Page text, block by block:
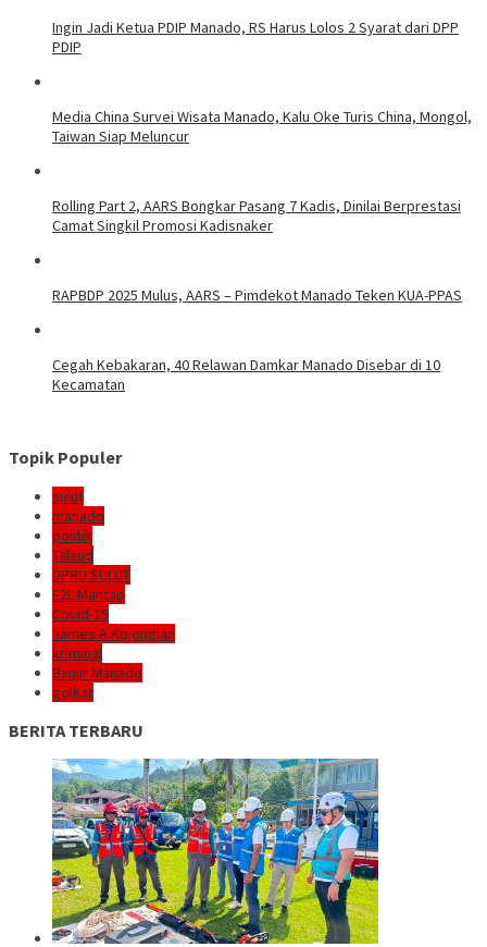
Ingin Jadi Ketua PDIP Manado, RS Harus Lolos 2 Syarat dari DPP
PDIP
Media China Survei Wisata Manado, Kalu Oke Turis China, Mongol,
Taiwan Siap Meluncur
Rolling Part 2, AARS Bongkar Pasang 7 Kadis, Dinilai Berprestasi
Camat Singkil Promosi Kadisnaker
RAPBDP 2025 Mulus, AARS – Pimdekot Manado Teken KUA-PPAS
Cegah Kebakaran, 40 Relawan Damkar Manado Disebar di 10
Kecamatan
Topik Populer
sulut
manado
politik
Talaud
DPRD SULUT
E2L-Mantap
Covid-19
James A Kojongian
kriminal
Banjir Manado
golkar
BERITA TERBARU